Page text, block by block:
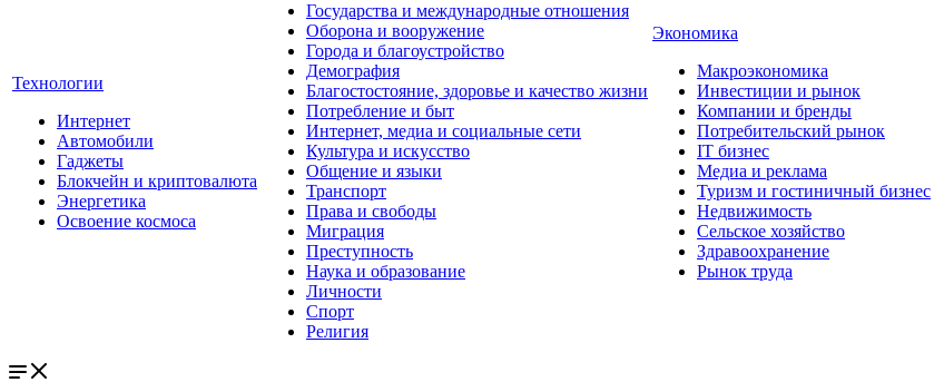
Технологии
Интернет
Автомобили
Гаджеты
Блокчейн и криптовалюта
Энергетика
Освоение космоса
Государства и международные отношения
Оборона и вооружение
Города и благоустройство
Демография
Благостостояние, здоровье и качество жизни
Потребление и быт
Интернет, медиа и социальные сети
Культура и искусство
Общение и языки
Транспорт
Права и свободы
Миграция
Преступность
Наука и образование
Личности
Спорт
Религия
Экономика
Макроэкономика
Инвестиции и рынок
Компании и бренды
Потребительский рынок
IT бизнес
Медиа и реклама
Туризм и гостиничный бизнес
Недвижимость
Сельское хозяйство
Здравоохранение
Рынок труда